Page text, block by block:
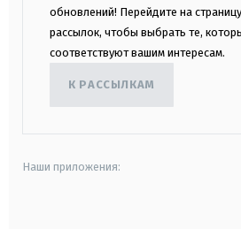
обновлений! Перейдите на
рассылок, чтобы выбрать те,
соответствуют вашим интересам.
К РАССЫЛКАМ
Наши приложения: